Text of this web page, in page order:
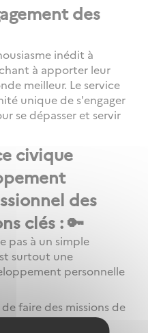
des
inédit à
à apporter leur
meilleur. Le service
unique de s'engager
se dépasser et servir
civique
des
clés : 🔑
pas à un simple
surtout une
personnelle
faire des missions de